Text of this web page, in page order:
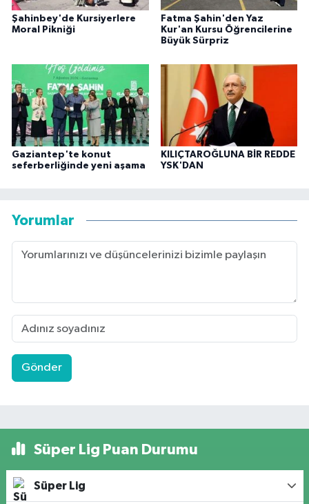
Şahinbey'de Kursiyerlere
Moral Pikniği
Fatma Şahin'den Yaz
Kur'an Kursu Öğrencilerine
Büyük Sürpriz
Gaziantep'te konut
seferberliğinde yeni aşama
KILIÇTAROĞLUNA BİR REDDE
YSK'DAN
Yorumlar
Gönder
Süper Lig Puan Durumu
Süper Lig